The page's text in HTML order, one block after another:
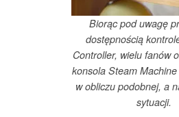
Biorąc pod uwagę
dostępnością
Controller, wielu fanów
konsola Steam
w obliczu podobnej, a
sytuacji.